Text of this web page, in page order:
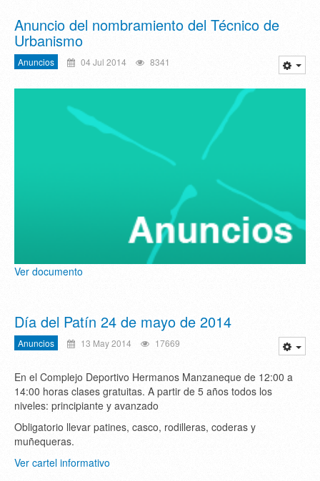
Anuncio del nombramiento del Técnico de
Urbanismo
Anuncios 04 Jul 2014 8341
Ver documento
Día del Patín 24 de mayo de 2014
Anuncios 13 May 2014 17669
En el Complejo Deportivo Hermanos Manzaneque de 12:00 a
14:00 horas clases gratuitas. A partir de 5 años todos los
niveles: principiante y avanzado
Obligatorio llevar patines, casco, rodilleras, coderas y
muñequeras.
Ver cartel informativo